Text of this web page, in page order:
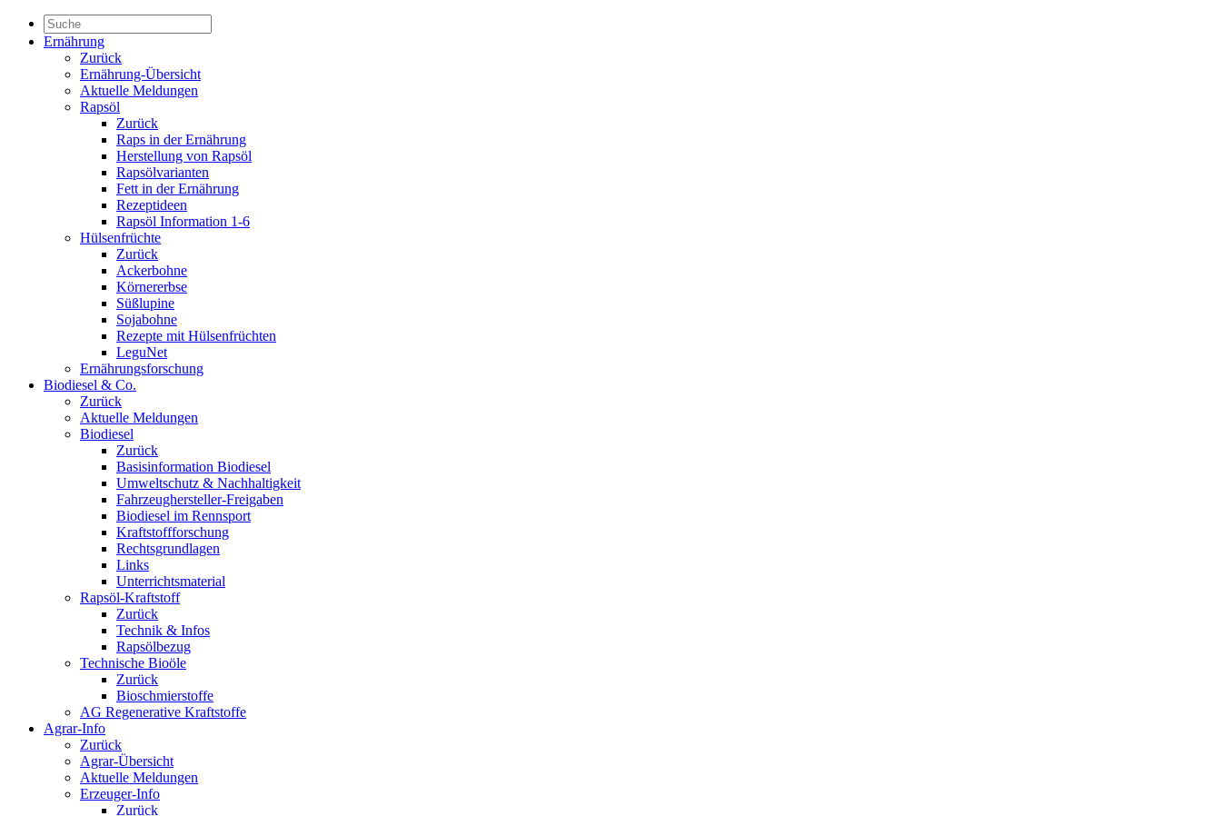
Ernährung
Zurück
Ernährung-Übersicht
Aktuelle Meldungen
Rapsöl
Zurück
Raps in der Ernährung
Herstellung von Rapsöl
Rapsölvarianten
Fett in der Ernährung
Rezeptideen
Rapsöl Information 1-6
Hülsenfrüchte
Zurück
Ackerbohne
Körnererbse
Süßlupine
Sojabohne
Rezepte mit Hülsenfrüchten
LeguNet
Ernährungsforschung
Biodiesel & Co.
Zurück
Aktuelle Meldungen
Biodiesel
Zurück
Basisinformation Biodiesel
Umweltschutz & Nachhaltigkeit
Fahrzeughersteller-Freigaben
Biodiesel im Rennsport
Kraftstoffforschung
Rechtsgrundlagen
Links
Unterrichtsmaterial
Rapsöl-Kraftstoff
Zurück
Technik & Infos
Rapsölbezug
Technische Bioöle
Zurück
Bioschmierstoffe
AG Regenerative Kraftstoffe
Agrar-Info
Zurück
Agrar-Übersicht
Aktuelle Meldungen
Erzeuger-Info
Zurück